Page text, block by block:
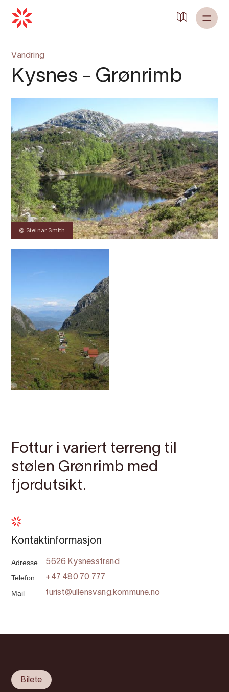
Vandring
Kysnes - Grønrimb
@ Steinar Smith
Fottur i variert terreng til
stølen Grønrimb med
fjordutsikt.
Kontaktinformasjon
Adresse 5626 Kysnesstrand
Telefon +47 480 70 777
Mail turist@ullensvang.kommune.no
Bilete